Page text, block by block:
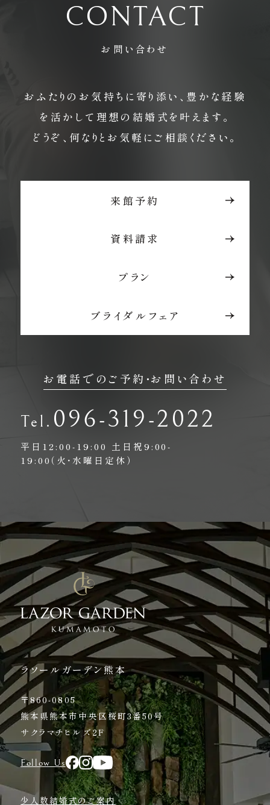
CONTACT
お問い合わせ
おふたりのお気持ちに寄り添い、豊かな経験
を活かして理想の結婚式を叶えます。
どうぞ、何なりとお気軽にご相談ください。
来館予約
資料請求
プラン
ブライダルフェア
お電話でのご予約・お問い合わせ
096-319-2022
平日12:00-19:00 土日祝9:00-
19:00（火・水曜日定休）
ラソールガーデン熊本
〒860-0805
熊本県熊本市中央区桜町3番50号
サクラマチヒルズ2F
Follow Us
少人数結婚式のご案内